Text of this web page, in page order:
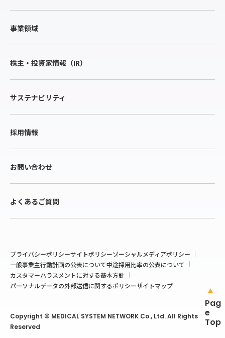
Pag
e
Top
事業領域
株主・投資家情報（IR）
サステナビリティ
採用情報
お問い合わせ
よくあるご質問
プライバシーポリシーサイトポリシーソーシャルメディアポリシー
一般事業主行動計画の公表について中途採用比率の公表について
カスタマーハラスメントに対する基本方針
パーソナルデータの外部送信に関するポリシーサイトマップ
Copyright © MEDICAL SYSTEM NETWORK Co., Ltd. All Rights
Reserved